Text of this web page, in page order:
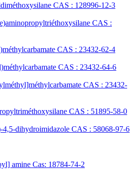
CAS : 128996-12-3
CAS :
CAS : 23432-62-4
CAS : 23432-64-6
CAS : 23432-
CAS : 51895-58-0
dihydroimidazole CAS : 58068-97-6
amine Cas: 18784-74-2